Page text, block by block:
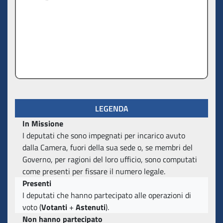
LEGENDA
In Missione
I deputati che sono impegnati per incarico avuto
dalla Camera, fuori della sua sede o, se membri del
Governo, per ragioni del loro ufficio, sono computati
come presenti per fissare il numero legale.
Presenti
I deputati che hanno partecipato alle operazioni di
voto (Votanti + Astenuti).
Non hanno partecipato